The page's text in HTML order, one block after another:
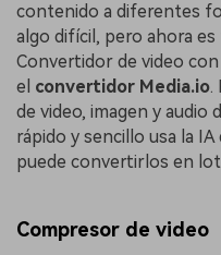
contenido a diferentes
algo difícil, pero ahora es
Convertidor de video
el convertidor Media.io.
de video, imagen y audio
rápido y sencillo usa la
puede convertirlos en
Compresor de video